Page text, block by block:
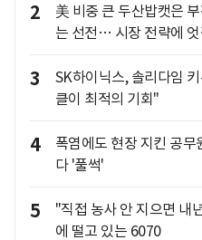
2
美 비중 큰 두산밥캣은
는 선전… 시장 전략에 엇
3
SK하이닉스, 솔리다임
클이 최적의 기회"
4
폭염에도 현장 지킨 공
다 '풀썩'
5
"직접 농사 안 지으면 내
에 떨고 있는 6070